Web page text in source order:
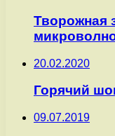
Творожная
20.02.2020
Горячий
09.07.2019